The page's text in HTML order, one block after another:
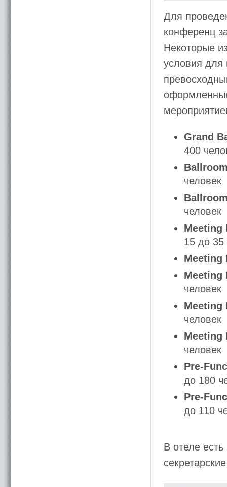
Для
конференц
Некоторые
условия
Grand
400
человек
человек
Meeting
15 до 35
Meeting
Meeting
человек
Meeting
человек
Meeting
человек
Pre-
до 180
Pre-
до 110
В отеле есть